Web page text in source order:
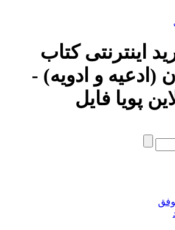
اینترنتی کتاب
(ادعیه و ادویه) -
پویا فایل